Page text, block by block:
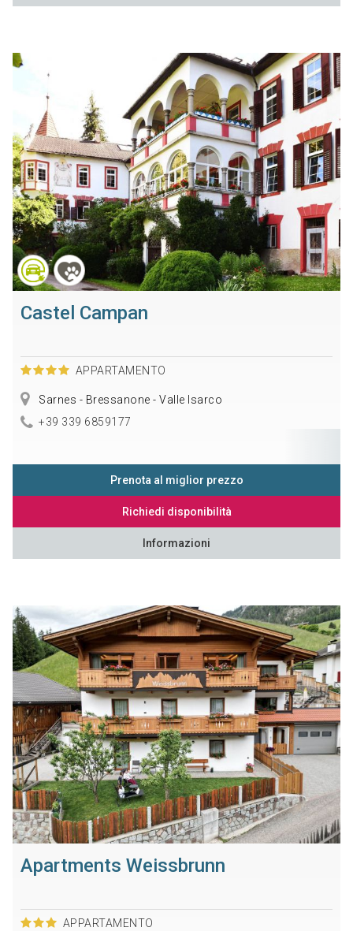
Castel Campan
APPARTAMENTO
Sarnes - Bressanone - Valle Isarco
+39 339 6859177
Prenota al miglior prezzo
Richiedi disponibilità
Informazioni
Apartments Weissbrunn
APPARTAMENTO